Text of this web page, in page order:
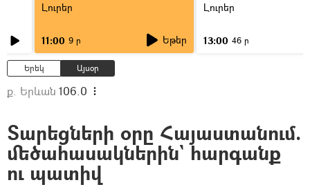
Լուրեր
11:00 9 ր Եթեր
Լուրեր
13:00 46 ր
Երեկ Այսօր
ք. Երևան 106.0
Տարեցների օրը Հայաստանում.
մեծահասակներին` հարգանք
ու պատիվ